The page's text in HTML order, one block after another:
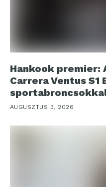
Hankook premier:
Carrera Ventus S1
AUGUSZTUS 3, 2026